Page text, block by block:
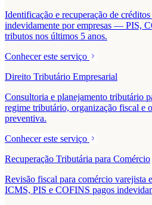
Identificação e recuperação de
indevidamente por empresas — PIS,
tributos nos últimos 5 anos.
Conhecer este serviço
Direito Tributário Empresarial
Consultoria e planejamento tributário
regime tributário, organização fiscal e
preventiva.
Conhecer este serviço
Recuperação Tributária para Comércio
Revisão fiscal para comércio varejista
ICMS, PIS e COFINS pagos